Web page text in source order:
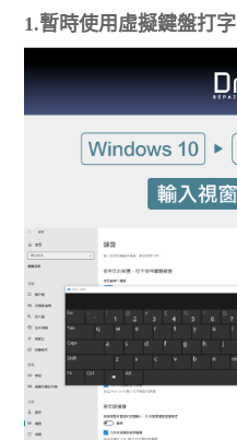
1.暫時使用虛擬鍵盤打字